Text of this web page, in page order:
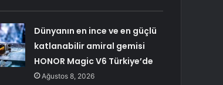
Dünyanın en ince ve en güçlü
katlanabilir amiral gemisi
HONOR Magic V6 Türkiye’de
Ağustos 8, 2026